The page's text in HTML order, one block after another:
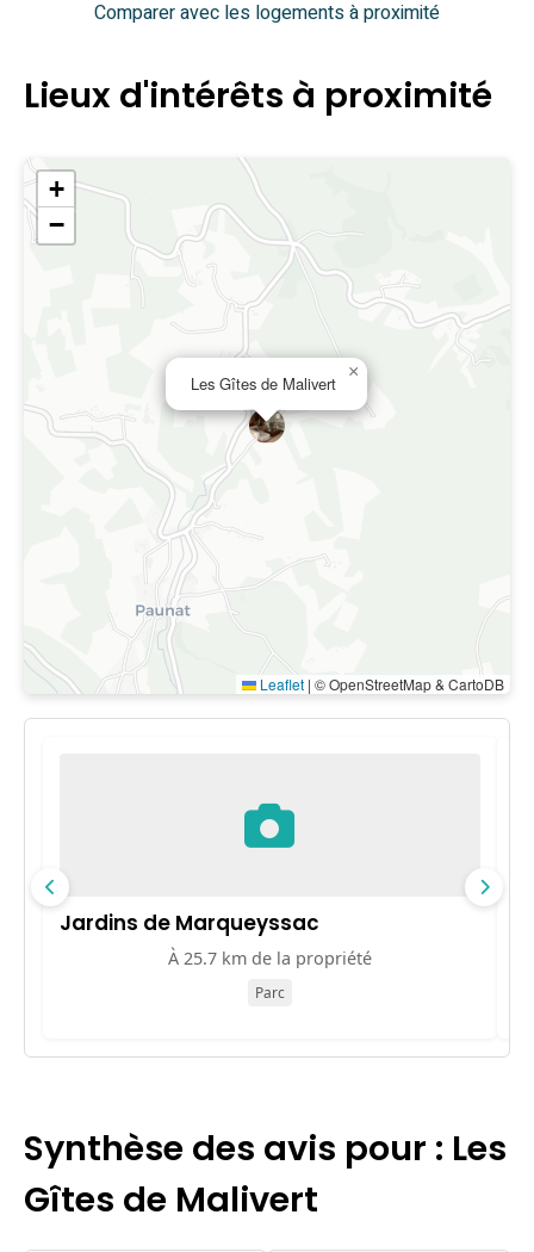
Comparer avec les logements à proximité
Lieux d'intérêts à proximité
Les Gîtes de Malivert
×
+
−
Leaflet | © OpenStreetMap & CartoDB
Jardins de Marqueyssac
À 25.7 km de la propriété
Parc
Synthèse des avis pour : Les
Gîtes de Malivert